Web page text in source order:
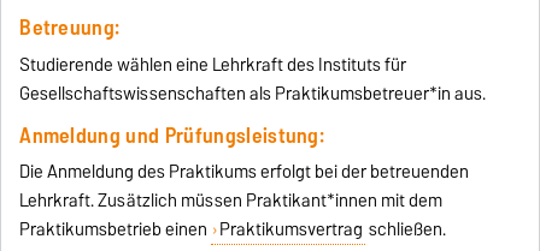
Betreuung:
Studierende wählen eine Lehrkraft des Instituts für
Gesellschaftswissenschaften als Praktikumsbetreuer*in aus.
Anmeldung und Prüfungsleistung:
Die Anmeldung des Praktikums erfolgt bei der betreuenden
Lehrkraft. Zusätzlich müssen Praktikant*innen mit dem
Praktikumsbetrieb einen Praktikumsvertrag schließen.